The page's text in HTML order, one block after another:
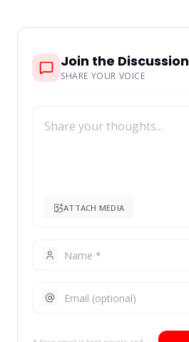
Join the Discussion
SHARE YOUR VOICE
ATTACH MEDIA